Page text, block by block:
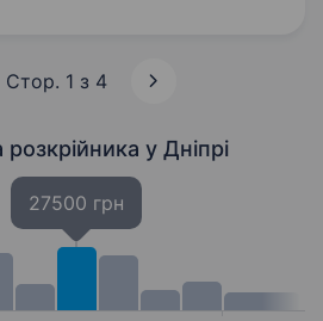
Ми пропонуємо: Офіційне працевлаштування;…
Стор. 1 з 4
у Дніпрі
27500 грн